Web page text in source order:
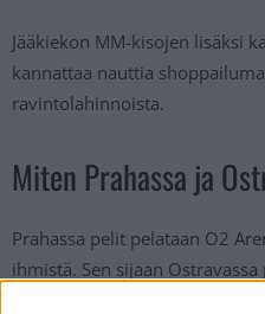
Jääkiekon MM-kisojen lisäksi
kannattaa nauttia
ravintolahinnoista.
Miten Prahassa ja
Prahassa pelit pelataan O2
ihmistä. Sen sijaan
jonne menee hieman yli 10